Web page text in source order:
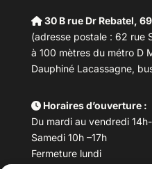
30 B rue Dr Rebatel,
(adresse postale : 62 rue
à 100 mètres du métro D
Dauphiné Lacassagne,
Horaires d’ouverture :
Du mardi au vendredi
Samedi 10h –17h
Fermeture lundi